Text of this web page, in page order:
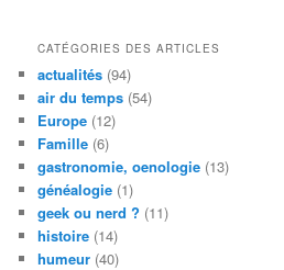
CATÉGORIES DES ARTICLES
actualités (94)
air du temps (54)
Europe (12)
Famille (6)
gastronomie, oenologie (13)
généalogie (1)
geek ou nerd ? (11)
histoire (14)
humeur (40)